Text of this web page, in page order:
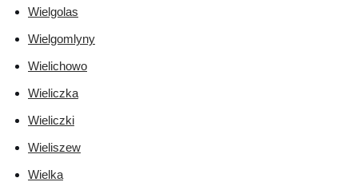
Wielgolas
Wielgomlyny
Wielichowo
Wieliczka
Wieliczki
Wieliszew
Wielka